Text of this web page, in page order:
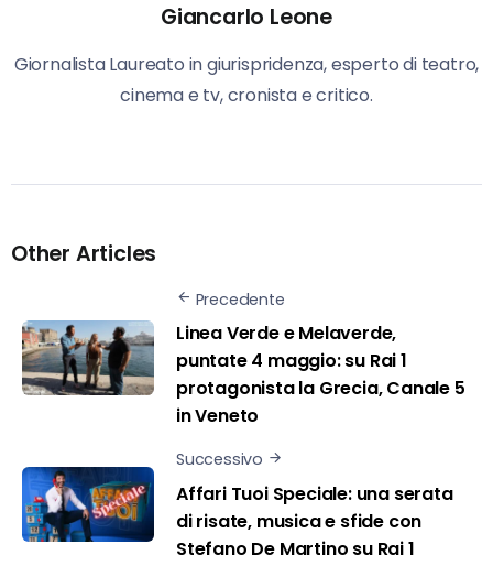
Giancarlo Leone
Giornalista Laureato in giurispridenza, esperto di teatro,
cinema e tv, cronista e critico.
Other Articles
Precedente
Linea Verde e Melaverde,
puntate 4 maggio: su Rai 1
protagonista la Grecia, Canale 5
in Veneto
Successivo
Affari Tuoi Speciale: una serata
di risate, musica e sfide con
Stefano De Martino su Rai 1